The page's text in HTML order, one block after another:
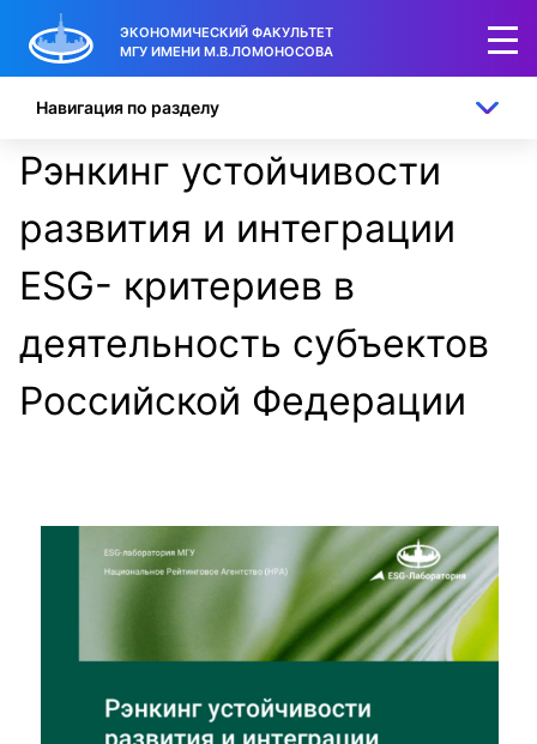
ЭКОНОМИЧЕСКИЙ ФАКУЛЬТЕТ
МГУ ИМЕНИ М.В.ЛОМОНОСОВА
Рэнкинг устойчивости
развития и интеграции
ESG- критериев в
деятельность субъектов
Российской Федерации
Навигация по разделу